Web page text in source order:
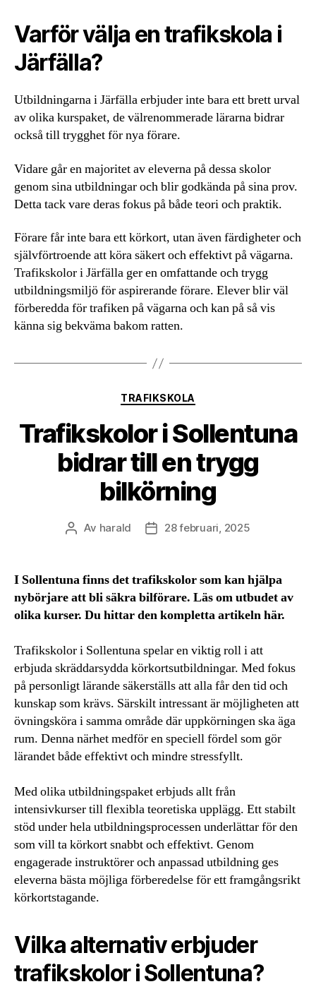
Varför välja en trafikskola i
Järfälla?
Utbildningarna i Järfälla erbjuder inte bara ett brett urval
av olika kurspaket, de välrenommerade lärarna bidrar
också till trygghet för nya förare.
Vidare går en majoritet av eleverna på dessa skolor
genom sina utbildningar och blir godkända på sina prov.
Detta tack vare deras fokus på både teori och praktik.
Förare får inte bara ett körkort, utan även färdigheter och
självförtroende att köra säkert och effektivt på vägarna.
Trafikskolor i Järfälla ger en omfattande och trygg
utbildningsmiljö för aspirerande förare. Elever blir väl
förberedda för trafiken på vägarna och kan på så vis
känna sig bekväma bakom ratten.
Kategorier
TRAFIKSKOLA
Trafikskolor i Sollentuna
bidrar till en trygg
bilkörning
Inläggsförfattare
Av harald Inläggsdatum
28 februari, 2025
I Sollentuna finns det trafikskolor som kan hjälpa
nybörjare att bli säkra bilförare. Läs om utbudet av
olika kurser. Du hittar den kompletta artikeln här.
Trafikskolor i Sollentuna spelar en viktig roll i att
erbjuda skräddarsydda körkortsutbildningar. Med fokus
på personligt lärande säkerställs att alla får den tid och
kunskap som krävs. Särskilt intressant är möjligheten att
övningsköra i samma område där uppkörningen ska äga
rum. Denna närhet medför en speciell fördel som gör
lärandet både effektivt och mindre stressfyllt.
Med olika utbildningspaket erbjuds allt från
intensivkurser till flexibla teoretiska upplägg. Ett stabilt
stöd under hela utbildningsprocessen underlättar för den
som vill ta körkort snabbt och effektivt. Genom
engagerade instruktörer och anpassad utbildning ges
eleverna bästa möjliga förberedelse för ett framgångsrikt
körkortstagande.
Vilka alternativ erbjuder
trafikskolor i Sollentuna?